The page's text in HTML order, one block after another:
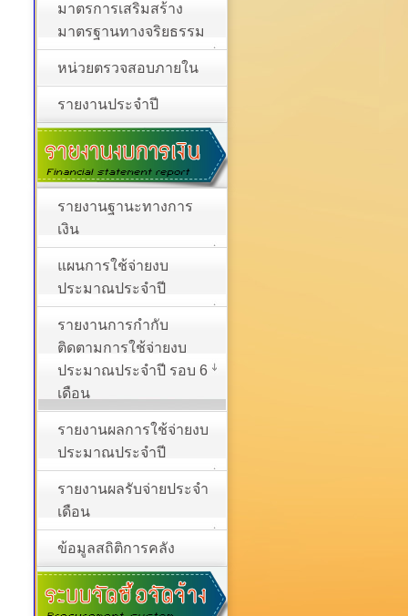
มาตรการเสริมสร้าง
มาตรฐานทางจริยธรรม
หน่วยตรวจสอบภายใน
รายงานประจำปี
รายงานฐานะทางการ
เงิน
แผนการใช้จ่ายงบ
ประมาณประจำปี
รายงานการกำกับ
ติดตามการใช้จ่ายงบ
ประมาณประจำปี รอบ 6
เดือน
รายงานผลการใช้จ่ายงบ
ประมาณประจำปี
รายงานผลรับจ่ายประจำ
เดือน
ข้อมูลสถิติการคลัง